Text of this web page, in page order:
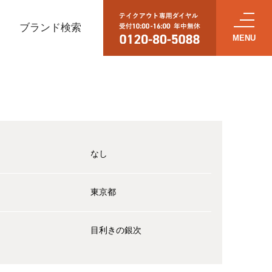
ブランド検索
なし
東京都
目利きの銀次